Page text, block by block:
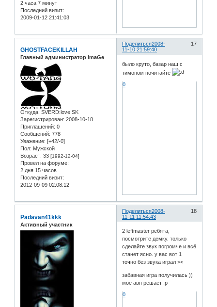
2 часа 7 минут
Последний визит:
2009-01-12 21:41:03
Поделиться 17
2008-
11-10 21:59:40
GHOSTFACEKILLAH
Главный администратор imaGe
Откуда: SVERD:love:SK
Зарегистрирован: 2008-10-18
Приглашений: 0
Сообщений: 778
Уважение: [+42/-0]
Пол: Мужской
Возраст: 33 [1992-12-04]
Провел на форуме:
2 дня 15 часов
Последний визит:
2012-09-09 02:08:12
было круто, базар наш с
тимоном почитайте
0
Поделиться 18
2008-
11-11 11:54:43
Padavan41kkk
Активный участник
2 leftmaster ребята,
посмотрите демку. только
сделайте звук погромче и всё
станет ясно. у вас вот 1
точно без звука играл ><
забавная игра получилась ))
моё авп решает :р
0